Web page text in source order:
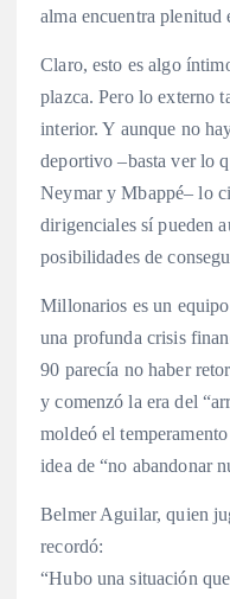
alma encuentra plenitud
Claro, esto es algo
plazca. Pero lo externo
interior. Y aunque no
deportivo –basta ver lo
Neymar y Mbappé– lo
dirigenciales sí pueden
posibilidades de
Millonarios es un
una profunda crisis
90 parecía no haber
y comenzó la era del
moldeó el
idea de “no abandonar
Belmer Aguilar, quien
recordó:
“Hubo una situación